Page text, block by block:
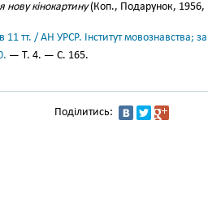
нову кінокартину(Коп., Подарунок, 1956,
11 тт. / АН УРСР. Інститут мовознавства;
— Т. 4. — С. 165.
Поділитись: